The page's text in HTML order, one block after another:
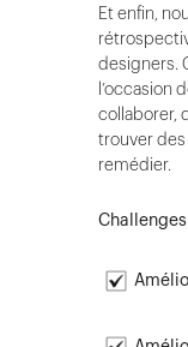
Et enfin,
designers.
l’occasion
collaborer,
trouver
remédier.